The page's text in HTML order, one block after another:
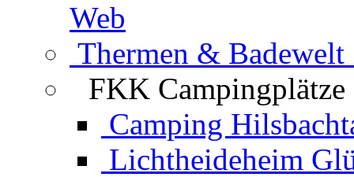
Web
Thermen & Badewelt
FKK Campingplätze
Camping
Lichtheideheim